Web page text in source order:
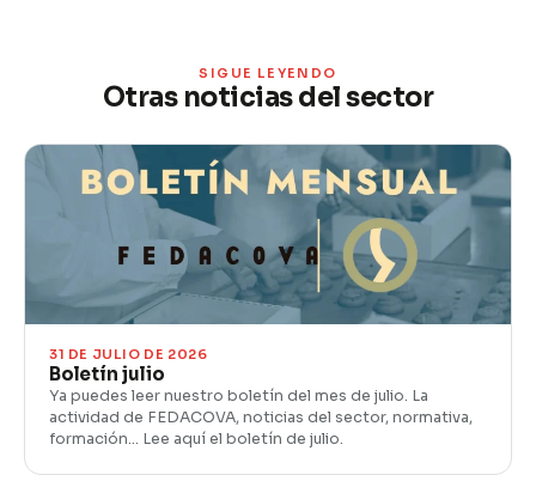
SIGUE LEYENDO
Otras noticias del sector
31 DE JULIO DE 2026
Boletín julio
Ya puedes leer nuestro boletín del mes de julio. La
actividad de FEDACOVA, noticias del sector, normativa,
formación… Lee aquí el boletín de julio.